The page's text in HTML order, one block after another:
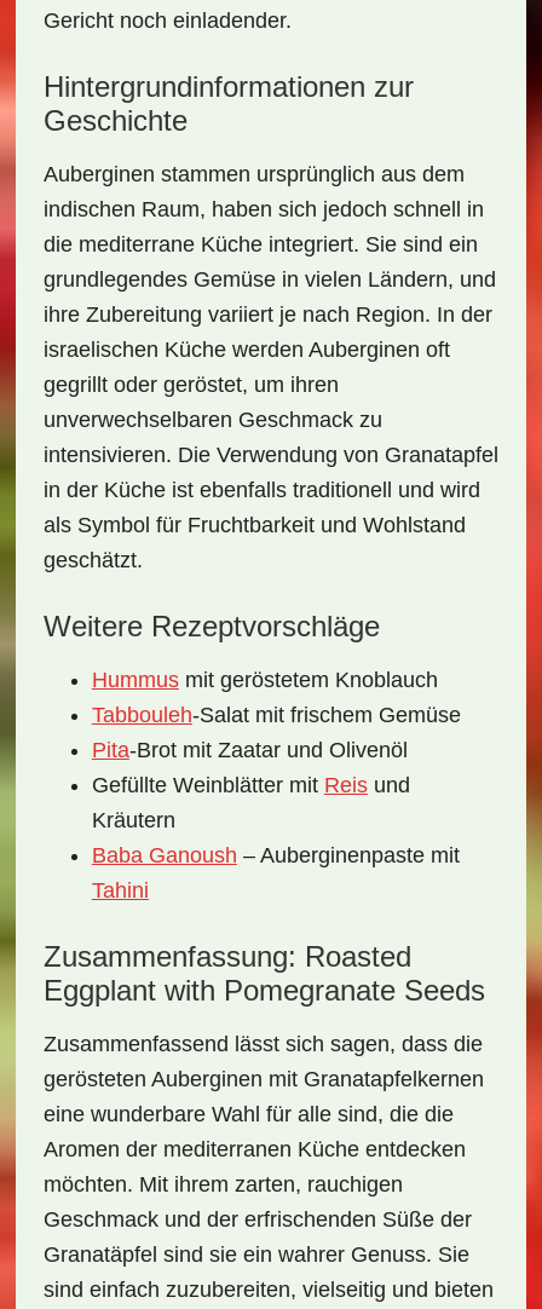
Gericht noch einladender.
Hintergrundinformationen zur
Geschichte
Auberginen stammen ursprünglich aus dem
indischen Raum, haben sich jedoch schnell in
die mediterrane Küche integriert. Sie sind ein
grundlegendes Gemüse in vielen Ländern, und
ihre Zubereitung variiert je nach Region. In der
israelischen Küche werden Auberginen oft
gegrillt oder geröstet, um ihren
unverwechselbaren Geschmack zu
intensivieren. Die Verwendung von Granatapfel
in der Küche ist ebenfalls traditionell und wird
als Symbol für Fruchtbarkeit und Wohlstand
geschätzt.
Weitere Rezeptvorschläge
Hummusmit geröstetem Knoblauch
Tabbouleh-Salat mit frischem Gemüse
Pita-Brot mit Zaatar und Olivenöl
Gefüllte Weinblätter mit Reisund
Kräutern
Baba Ganoush – Auberginenpaste mit
Tahini
Zusammenfassung: Roasted
Eggplant with Pomegranate Seeds
Zusammenfassend lässt sich sagen, dass die
gerösteten Auberginen mit Granatapfelkernen
eine wunderbare Wahl für alle sind, die die
Aromen der mediterranen Küche entdecken
möchten. Mit ihrem zarten, rauchigen
Geschmack und der erfrischenden Süße der
Granatäpfel sind sie ein wahrer Genuss. Sie
sind einfach zuzubereiten, vielseitig und bieten